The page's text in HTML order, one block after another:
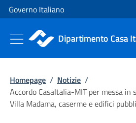
Vai al contenuto
Vai alla navigazione del sito
Governo Italiano
Dipartimento Casa
Homepage / Notizie /
Accordo CasaItalia-MIT per messa in
Villa Madama, caserme e edifici